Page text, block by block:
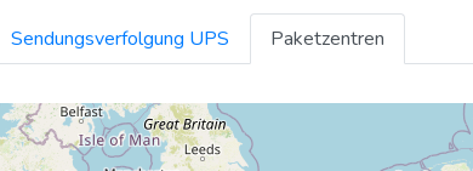
Sendungsverfolgung UPS Paketzentren